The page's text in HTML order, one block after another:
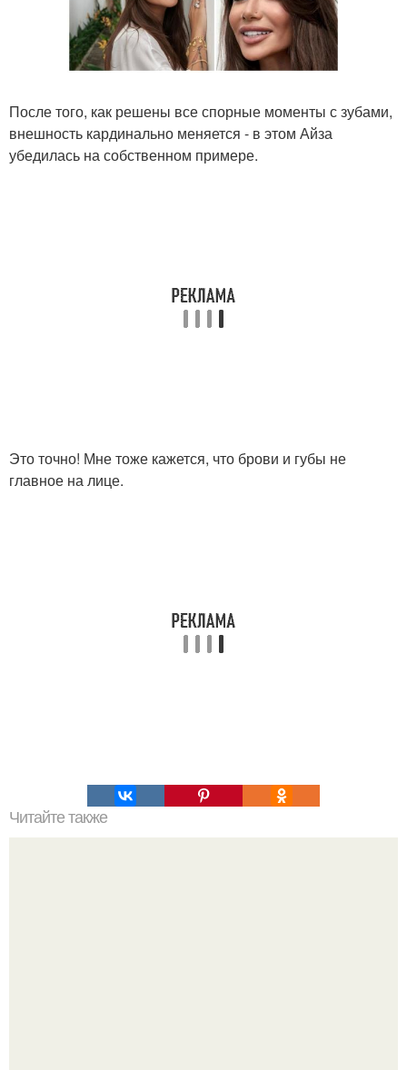
После того, как решены все спорные моменты с зубами,
внешность кардинально меняется - в этом Айза
убедилась на собственном примере.
Это точно! Мне тоже кажется, что брови и губы не
главное на лице.
Читайте также